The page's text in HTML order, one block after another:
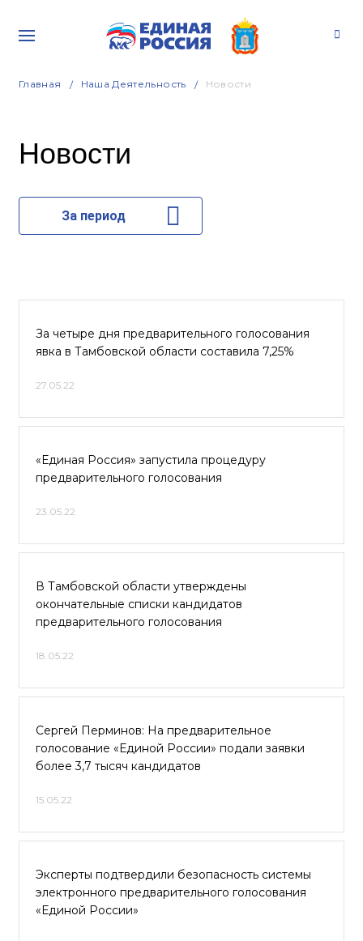
Главная Наша Деятельность Новости
Новости
За период
За четыре дня предварительного голосования
явка в Тамбовской области составила 7,25%
27.05.22
«Единая Россия» запустила процедуру
предварительного голосования
23.05.22
В Тамбовской области утверждены
окончательные списки кандидатов
предварительного голосования
18.05.22
Сергей Перминов: На предварительное
голосование «Единой России» подали заявки
более 3,7 тысяч кандидатов
15.05.22
Эксперты подтвердили безопасность системы
электронного предварительного голосования
«Единой России»